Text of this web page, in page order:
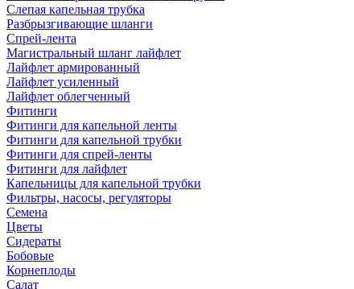
Слепая капельная трубка
Разбрызгивающие шланги
Спрей-лента
Магистральный шланг лайфлет
Лайфлет армированный
Лайфлет усиленный
Лайфлет облегченный
Фитинги
Фитинги для капельной ленты
Фитинги для капельной трубки
Фитинги для спрей-ленты
Фитинги для лайфлет
Капельницы для капельной трубки
Фильтры, насосы, регуляторы
Семена
Цветы
Сидераты
Бобовые
Корнеплоды
Салат